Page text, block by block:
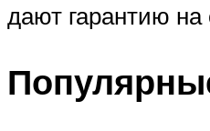
дают гарантию на